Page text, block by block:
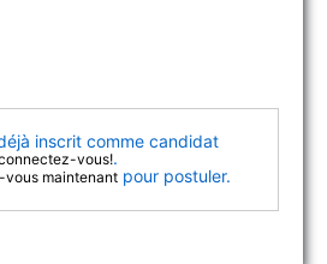
inscrit comme candidat
vous!.
vous maintenant pour postuler.